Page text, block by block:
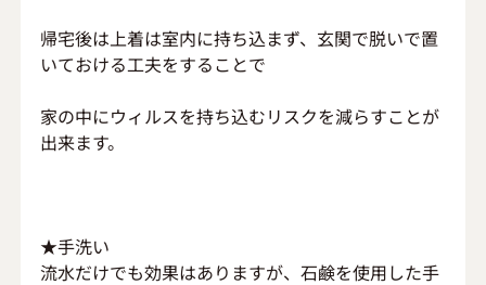
帰宅後は上着は室内に持ち込まず、玄関で脱いで置
いておける工夫をすることで
家の中にウィルスを持ち込むリスクを減らすことが
出来ます。
★手洗い
流水だけでも効果はありますが、石鹸を使用した手